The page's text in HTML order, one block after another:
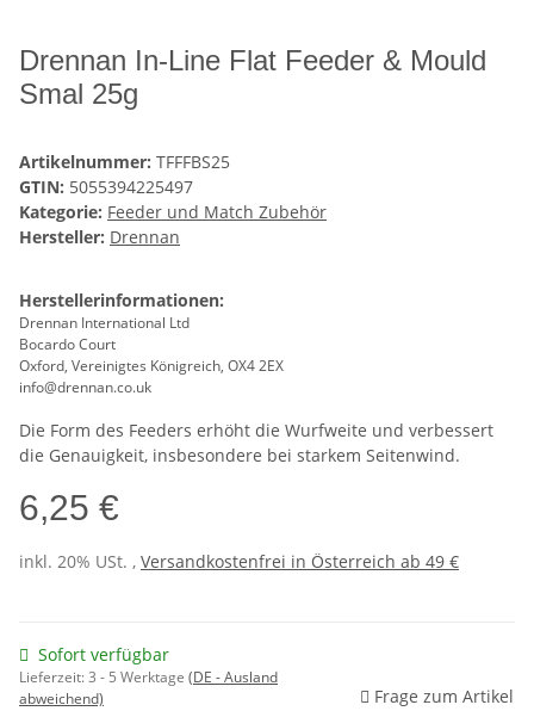
Drennan In-Line Flat Feeder & Mould
Smal 25g
Artikelnummer: TFFFBS25
GTIN: 5055394225497
Kategorie: Feeder und Match Zubehör
Hersteller: Drennan
Herstellerinformationen:
Drennan International Ltd
Bocardo Court
Oxford, Vereinigtes Königreich, OX4 2EX
info@drennan.co.uk
Die Form des Feeders erhöht die Wurfweite und verbessert
die Genauigkeit, insbesondere bei starkem Seitenwind.
6,25 €
inkl. 20% USt. , Versandkostenfrei in Österreich ab 49 €
Sofort verfügbar
Lieferzeit:3 - 5 Werktage (DE - Ausland
abweichend)
Frage zum Artikel